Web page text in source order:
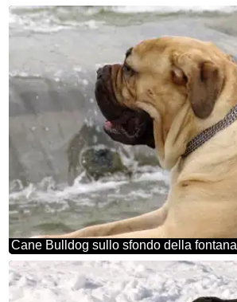
Cane Bulldog sullo sfondo della fontana